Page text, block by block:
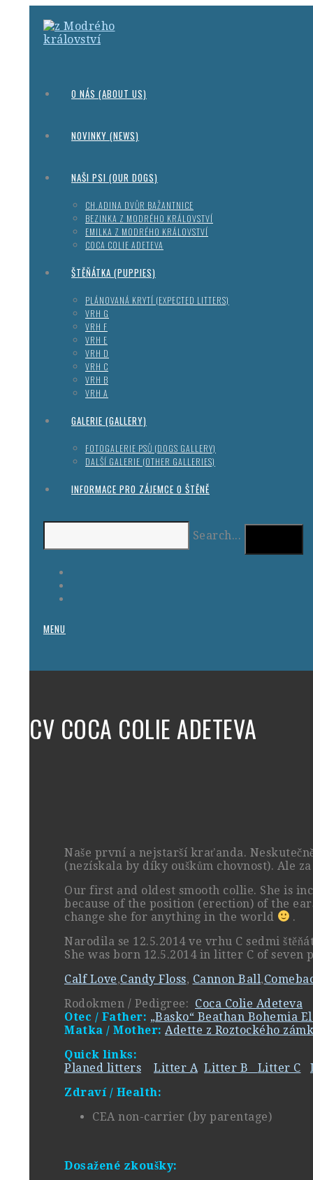
O NÁS (ABOUT US)
NOVINKY (NEWS)
NAŠI PSI (OUR DOGS)
CH.ADINA DVŮR BAŽANTNICE
BEZINKA Z MODRÉHO KRÁLOVSTVÍ
EMILKA Z MODRÉHO KRÁLOVSTVÍ
COCA COLIE ADETEVA
ŠTĚŇÁTKA (PUPPIES)
PLÁNOVANÁ KRYTÍ (EXPECTED LITTERS)
VRH G
VRH F
VRH E
VRH D
VRH C
VRH B
VRH A
GALERIE (GALLERY)
FOTOGALERIE PSŮ (DOGS GALLERY)
DALŠÍ GALERIE (OTHER GALLERIES)
INFORMACE PRO ZÁJEMCE O ŠTĚNĚ
Search...
MENU
CV COCA COLIE ADETEVA
Naše první a nejstarší kraťanda.
(nezískala by díky ouškům chovnost). Ale
Our first and oldest smooth collie. She is
because of the position (erection) of the
change she for anything in the world
.
Narodila se 12.5.2014 ve vrhu C sedmi
She was born 12.5.2014 in litter C of seven
Calf Love,Candy Floss, Cannon Ball,
Rodokmen / Pedigree: Coca Colie Adeteva
Otec / Father: „Basko“ Beathan Bohemia
Matka / Mother: Adette z Roztockého
Quick links:
Planed litters
Litter A Litter B Litter C
Zdraví / Health:
CEA non-carrier (by parentage)
Dosažené zkoušky: